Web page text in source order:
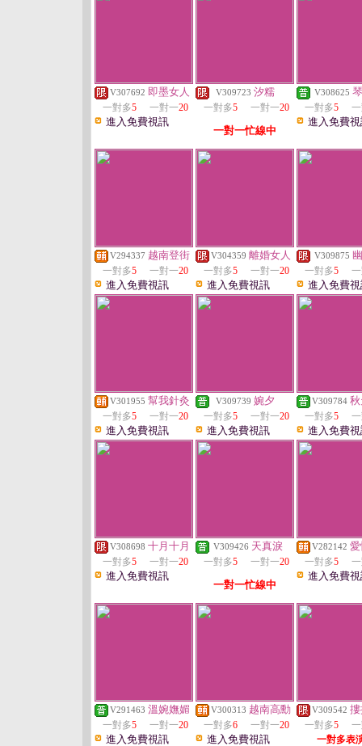
V307692 即墨女人
一對多5 一對一20
進入免費視訊
V309723 汐糯
一對多5 一對一20
一對一忙線中
V308625
一對多5
進入免費
V294337 越南登街
一對多5 一對一20
進入免費視訊
V304359 離婚女人
一對多5 一對一20
進入免費視訊
V309875
一對多5
進入免費
V301955 幫我針灸
一對多5 一對一20
進入免費視訊
V309739 婉夕
一對多5 一對一20
進入免費視訊
V309784
一對多5
進入免費
V308698 十月十月
一對多5 一對一20
進入免費視訊
V309426 天真淚
一對多5 一對一20
一對一忙線中
V282142
一對多5
進入免費
V291463 溫婉嫵媚
一對多5 一對一20
進入免費視訊
V300313 越南高勳
一對多6 一對一20
進入免費視訊
V309542
一對多5
一對多表